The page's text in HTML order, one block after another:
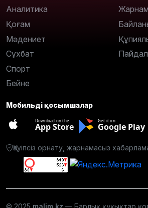
Аналитика
Қоғам
Мәдениет
Сұхбат
Спорт
Бейне
Мобильді қосымшалар
Download on the
App Store
Get it on
Google Play
Қауіпсіз орнату, жарнамасыз
© 2025 malim.kz — Барлық құқықтар